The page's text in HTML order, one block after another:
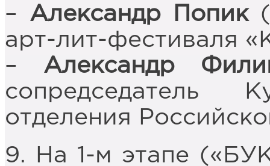
– Александр Попик
арт-лит-фестиваля
– Александр
сопредседатель
отделения
9. На 1-м этапе